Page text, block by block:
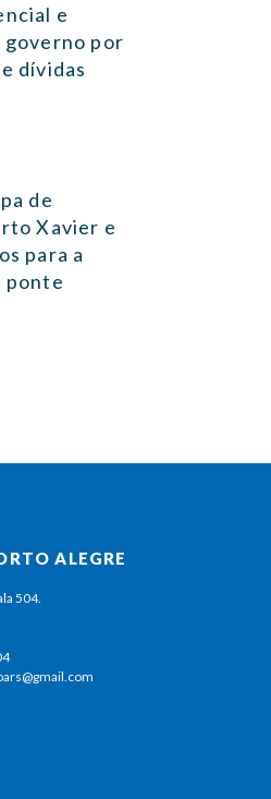
e
governo por
dívidas
de
Xavier e
para a
ponte
ALEGRE
504.